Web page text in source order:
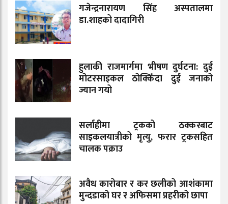
गजेन्द्रनारायण सिंह अस्पतालमा
डा.शाहको दादागिरी
हुलाकी राजमार्गमा भीषण दुर्घटना: दुई
मोटरसाइकल ठोक्किँदा दुई जनाको
ज्यान गयो
सर्लाहीमा ट्रकको ठक्करबाट
साइकलयात्रीको मृत्यु, फरार ट्रकसहित
चालक पक्राउ
अवैध कारोबार र कर छलीको आशंकामा
मुन्दडाको घर र अफिसमा प्रहरीको छापा